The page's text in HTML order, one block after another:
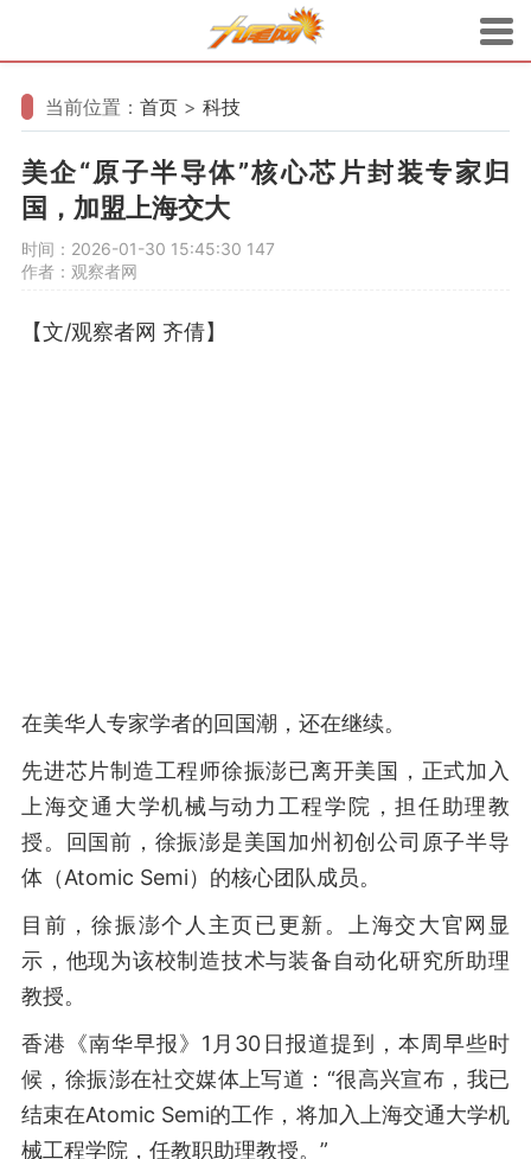
当前位置： 首页 > 科技
美企“原子半导体”核心芯片封装专家归
国，加盟上海交大
时间：2026-01-30 15:45:30 147
作者：观察者网
【文/观察者网 齐倩】
在美华人专家学者的回国潮，还在继续。
先进芯片制造工程师徐振澎已离开美国，正式加入
上海交通大学机械与动力工程学院，担任助理教
授。回国前，徐振澎是美国加州初创公司原子半导
体（Atomic Semi）的核心团队成员。
目前，徐振澎个人主页已更新。上海交大官网显
示，他现为该校制造技术与装备自动化研究所助理
教授。
香港《南华早报》1月30日报道提到，本周早些时
候，徐振澎在社交媒体上写道：“很高兴宣布，我已
结束在Atomic Semi的工作，将加入上海交通大学机
械工程学院，任教职助理教授。”